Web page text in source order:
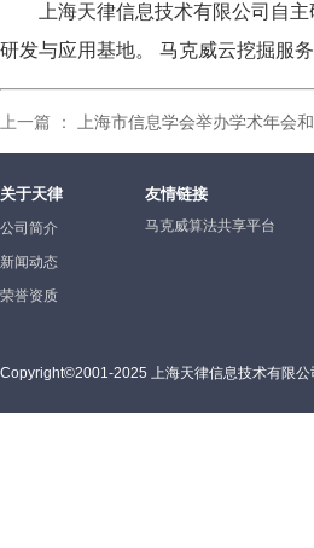
上海天律信息技术有限公司自
研发与应用基地。 马克威云挖掘服
上一篇 ： 上海市信息学会举办学术年会
关于天律
公司简介
新闻动态
荣誉资质
友情链接
马克威算法共享平台
Copyright©2001-2025 上海天律信息技术有限